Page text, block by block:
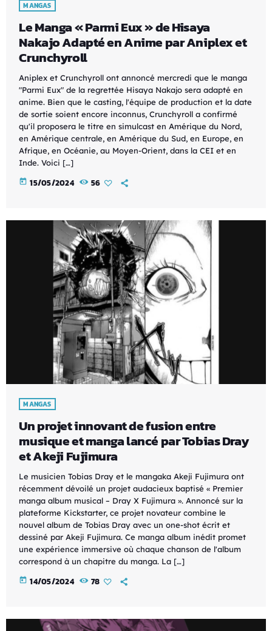
MANGAS
Le Manga « Parmi Eux » de Hisaya
Nakajo Adapté en Anime par Aniplex et
Crunchyroll
Aniplex et Crunchyroll ont annoncé mercredi que le manga
"Parmi Eux" de la regrettée Hisaya Nakajo sera adapté en
anime. Bien que le casting, l'équipe de production et la date
de sortie soient encore inconnus, Crunchyroll a confirmé
qu'il proposera le titre en simulcast en Amérique du Nord,
en Amérique centrale, en Amérique du Sud, en Europe, en
Afrique, en Océanie, au Moyen-Orient, dans la CEI et en
Inde. Voici […]
today 15/05/2024 56
MANGAS
Un projet innovant de fusion entre
musique et manga lancé par Tobias Dray
et Akeji Fujimura
Le musicien Tobias Dray et le mangaka Akeji Fujimura ont
récemment dévoilé un projet audacieux baptisé « Premier
manga album musical – Dray X Fujimura ». Annoncé sur la
plateforme Kickstarter, ce projet novateur combine le
nouvel album de Tobias Dray avec un one-shot écrit et
dessiné par Akeji Fujimura. Ce manga album inédit promet
une expérience immersive où chaque chanson de l'album
correspond à un chapitre du manga. La […]
today 14/05/2024 78